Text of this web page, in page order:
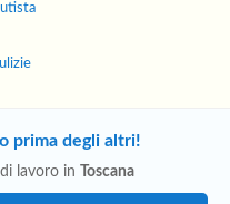
prima degli altri!
lavoro in Toscana